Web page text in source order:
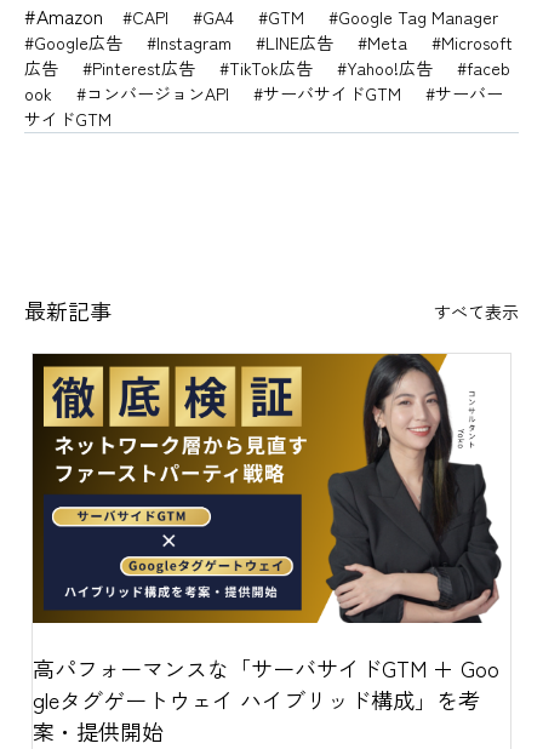
#Amazon #CAPI #GA4 #GTM
#Google Tag Manager
#Google広告
#Instagram #LINE広告 #Meta
#Microsoft
広告
#Pinterest広告 #TikTok広告 #Yahoo!広告
#faceb
ook
#コンバージョンAPI #サーバサイドGTM
#サーバー
サイドGTM
最新記事 すべて表示
高パフォーマンスな「サーバサイドGTM ＋ Goo
gleタグゲートウェイ ハイブリッド構成」を考
案・提供開始